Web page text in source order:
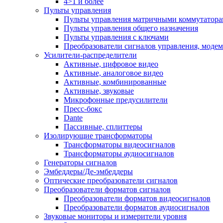
Пульты управления
Пульты управления матричными
Пульты управления общего назначения
Пульты управления с ключами
Преобразователи сигналов управления,
Усилители-распределители
Активные, цифровое видео
Активные, аналоговое видео
Активные, комбинированные
Активные, звуковые
Микрофонные предусилители
Пресс-бокс
Dante
Пассивные, сплиттеры
Изолирующие трансформаторы
Трансформаторы видеосигналов
Трансформаторы аудиосигналов
Генераторы сигналов
Эмбеддеры/Де-эмбеддеры
Оптические преобразователи сигналов
Преобразователи форматов сигналов
Преобразователи форматов видеосигналов
Преобразователи форматов аудиосигналов
Звуковые мониторы и измерители уровня